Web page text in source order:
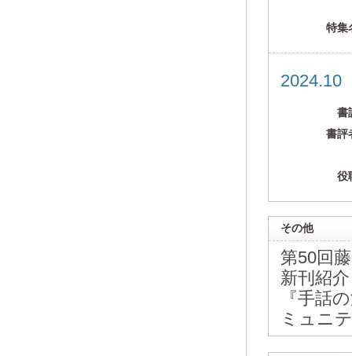
特集
書
書評
役
その他
第50回
新刊紹
『手話
ミュニ